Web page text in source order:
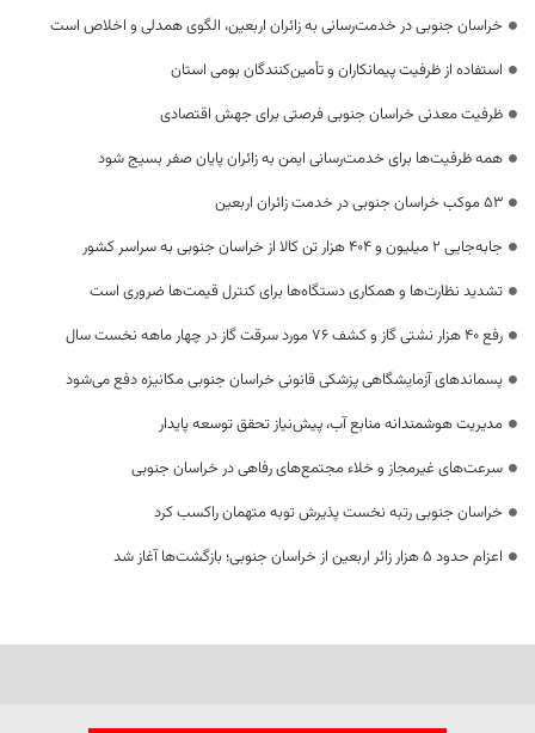
خراسان جنوبی در خدمت‌رسانی به زائران اربعین، الگوی همدلی و اخلاص است
استفاده از ظرفیت پیمانکاران و تأمین‌کنندگان بومی استان
ظرفیت معدنی خراسان جنوبی فرصتی برای جهش اقتصادی
همه ظرفیت‌ها برای خدمت‌رسانی ایمن به زائران پایان صفر بسیج شود
53 موکب خراسان جنوبی در خدمت زائران اربعین
جابه‌جایی 2 میلیون و 404 هزار تن کالا از خراسان جنوبی به سراسر کشور
تشدید نظارت‌ها و همکاری دستگاه‌ها برای کنترل قیمت‌ها ضروری است
رفع 40 هزار نشتی گاز و کشف 76 مورد سرقت گاز در چهار ماهه نخست سال
پسماندهای آزمایشگاهی پزشکی قانونی خراسان جنوبی مکانیزه دفع می‌شود
مدیریت هوشمندانه منابع آب، پیش‌نیاز تحقق توسعه پایدار
سرعت‌های غیرمجاز و خلاء مجتمع‌های رفاهی در خراسان جنوبی
خراسان جنوبی رتبه نخست پذیرش توبه متهمان راکسب کرد
اعزام حدود 5 هزار زائر اربعین از خراسان جنوبی؛ بازگشت‌ها آغاز شد